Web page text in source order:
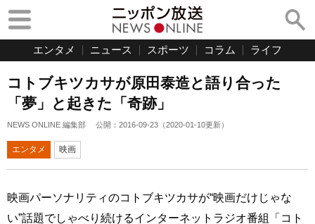
エンタメ ニュース スポーツ コラム ライフ
コトブキツカサが原田泰造と語り合った
「夢」と起きた「奇跡」
NEWS ONLINE 編集部 公開： 2016-09-23 （2020-01-10更新）
エンタメ 映画
映画パーソナリティのコトブキツカサが“映画だけじゃな
い”話題でしゃべり続けるインターネットラジオ番組「コト